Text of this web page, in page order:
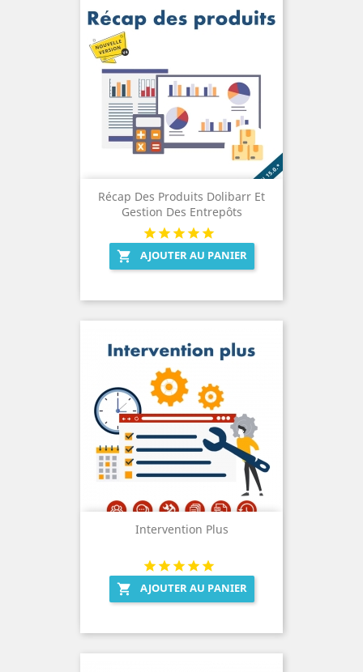
Récap Des Produits Dolibarr Et
Gestion Des Entrepôts
 AJOUTER AU PANIER
Intervention Plus
 AJOUTER AU PANIER